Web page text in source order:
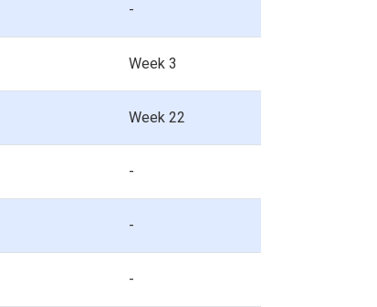
-
Week 3
Week 22
-
-
-